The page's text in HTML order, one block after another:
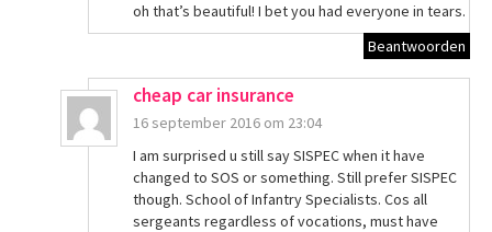
oh that’s beautiful! I bet you had everyone in tears.
Beantwoorden
cheap car insurance
16 september 2016 om 23:04
I am surprised u still say SISPEC when it have
changed to SOS or something. Still prefer SISPEC
though. School of Infantry Specialists. Cos all
sergeants regardless of vocations, must have